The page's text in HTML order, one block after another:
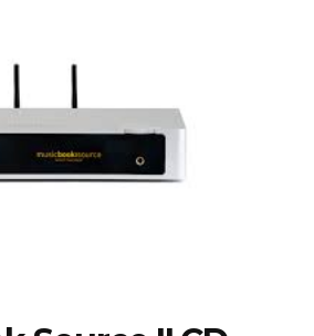
Découvrir